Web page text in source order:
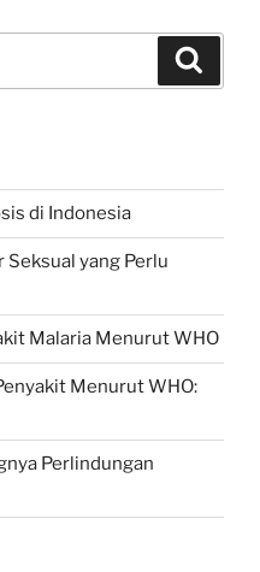
di Indonesia
Seksual yang Perlu
Malaria Menurut WHO
Menurut WHO:
Perlindungan